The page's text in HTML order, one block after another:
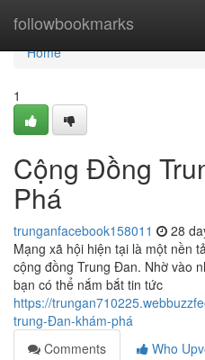
followbookmarks
Home
Home
1
Cộng Đồng
Phá
trunganfacebook158011 28
Mạng xã hội hiện tại là một nền
cộng đồng Trung Đan. Nhờ vào
bạn có thể nắm bắt tin tức
https://
trung-Đan-khám-phá
Comments
Who